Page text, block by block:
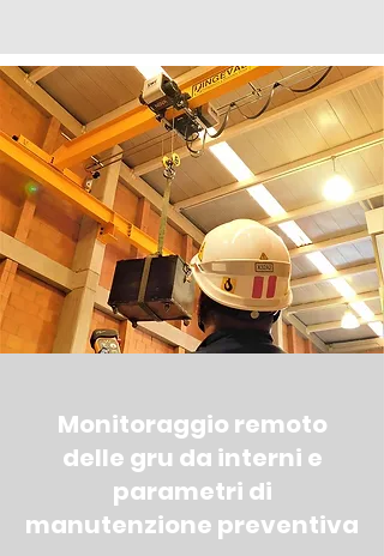
Monitoraggio remoto
delle gru da interni e
parametri di
manutenzione preventiva